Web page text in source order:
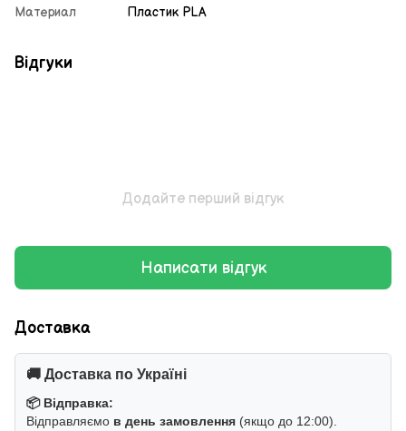
Материал Пластик PLA
Відгуки
Додайте перший відгук
Написати відгук
Доставка
🚚 Доставка по Україні
📦 Відправка:
Відправляємо в день замовлення (якщо до 12:00).